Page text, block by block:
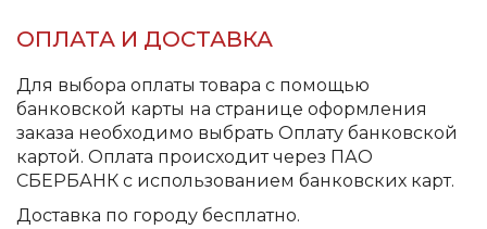
ОПЛАТА И ДОСТАВКА
Для выбора оплаты товара с помощью
банковской карты на странице оформления
заказа необходимо выбрать Оплату банковской
картой. Оплата происходит через ПАО
СБЕРБАНК с использованием банковских карт.
Доставка по городу бесплатно.